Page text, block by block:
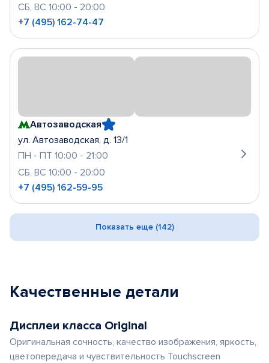
СБ, ВС 10:00 - 20:00
+7 (495) 162-74-47
Автозаводская
ул. Автозаводская, д. 13/1
ПН - ПТ 10:00 - 21:00
СБ, ВС 10:00 - 20:00
+7 (495) 162-59-95
Показать еще (142)
Качественные детали
Дисплеи класса Original
Оригинальная сочность, качество изображения, яркость,
цветопередача и чувствительность Touchscreen